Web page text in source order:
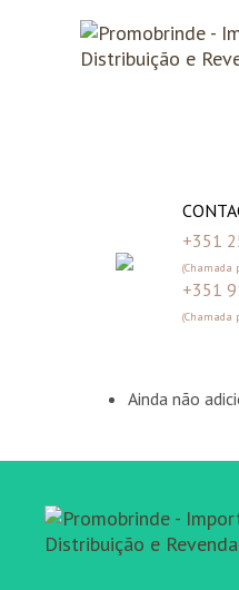
+351
(Chamada
+351
(Chamada
Ainda não